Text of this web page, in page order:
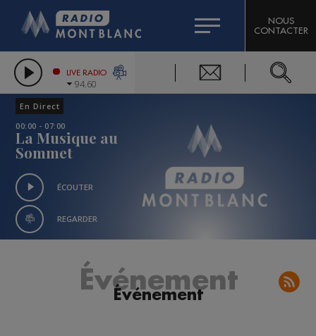
LES CHRONIQUES DE L'EXPERT
CITIZEN MACHINERY
GRAND MASSIF DOMAINES SKIABLES
COMPAGNIE DU MONT-BLANC
NOUS
CONTACTER
LIVE RADIO
94.60
En Direct
00:00 - 07:00
La Musique au
Sommet
ÉCOUTER
REGARDER
Événement
Événement